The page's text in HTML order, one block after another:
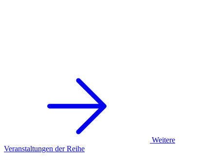
Weitere
Veranstaltungen der Reihe